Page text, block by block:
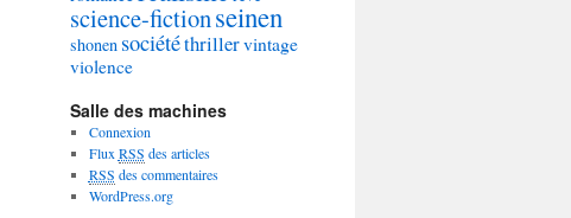
science-fictionseinen
shonen sociététhrillervintage
violence
Salle des machines
Connexion
Flux RSS des articles
RSS des commentaires
WordPress.org